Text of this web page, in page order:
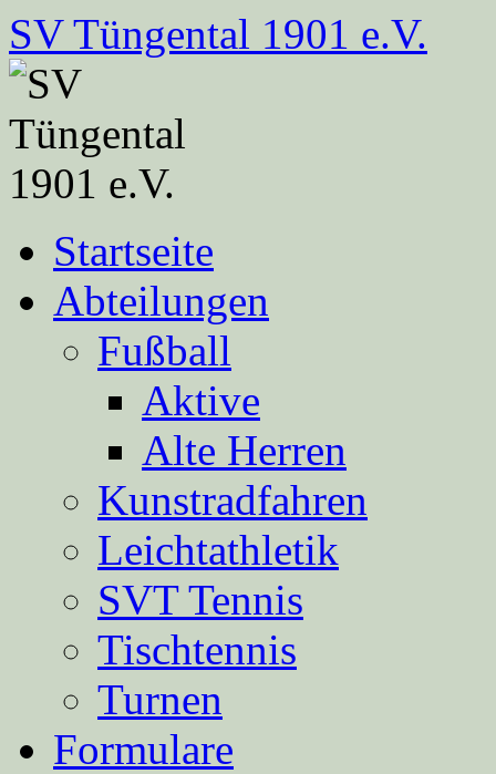
Zum
Inhalt
springen
SV Tüngental 1901 e.V.
Startseite
Abteilungen
Fußball
Aktive
Alte Herren
Kunstradfahren
Leichtathletik
SVT Tennis
Tischtennis
Turnen
Formulare